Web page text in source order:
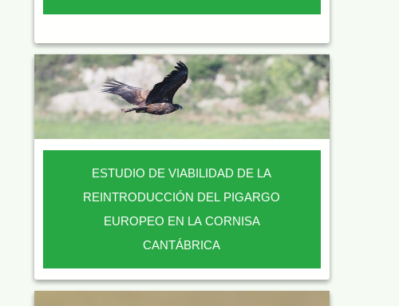
ESTUDIO DE VIABILIDAD DE LA
REINTRODUCCIÓN DEL PIGARGO
EUROPEO EN LA CORNISA
CANTÁBRICA